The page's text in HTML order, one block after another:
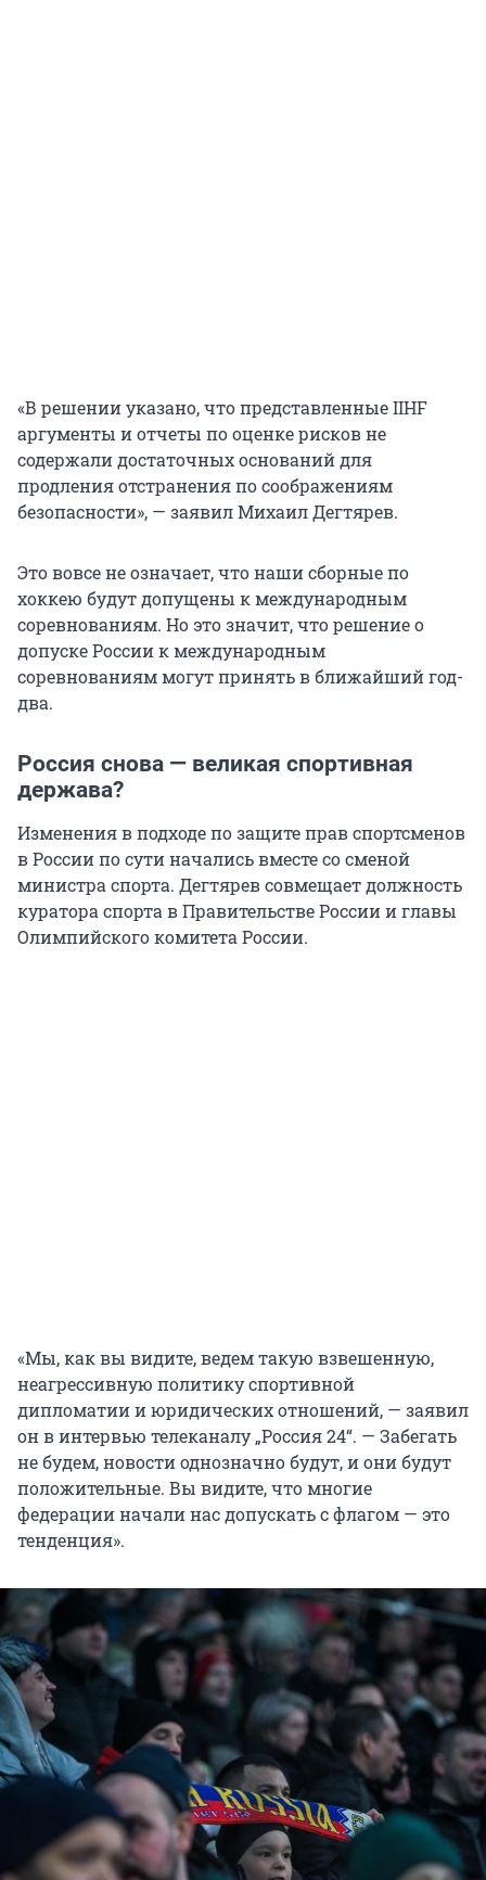
«В решении указано, что представленные IIHF
аргументы и отчеты по оценке рисков не
содержали достаточных оснований для
продления отстранения по соображениям
безопасности», — заявил Михаил Дегтярев.
Это вовсе не означает, что наши сборные по
хоккею будут допущены к международным
соревнованиям. Но это значит, что решение о
допуске России к международным
соревнованиям могут принять в ближайший год-
два.
Россия снова — великая спортивная
держава?
Изменения в подходе по защите прав спортсменов
в России по сути начались вместе со сменой
министра спорта. Дегтярев совмещает должность
куратора спорта в Правительстве России и главы
Олимпийского комитета России.
«Мы, как вы видите, ведем такую взвешенную,
неагрессивную политику спортивной
дипломатии и юридических отношений, — заявил
он в интервью телеканалу „Россия 24“. — Забегать
не будем, новости однозначно будут, и они будут
положительные. Вы видите, что многие
федерации начали нас допускать с флагом — это
тенденция».